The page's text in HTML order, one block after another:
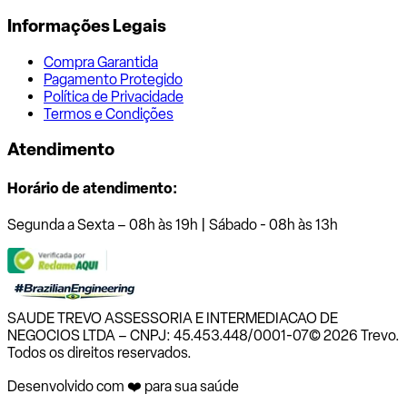
Informações Legais
Compra Garantida
Pagamento Protegido
Política de Privacidade
Termos e Condições
Atendimento
Horário de atendimento:
Segunda a Sexta – 08h às 19h | Sábado - 08h às 13h
SAUDE TREVO ASSESSORIA E INTERMEDIACAO DE
NEGOCIOS LTDA – CNPJ: 45.453.448/0001-07© 2026 Trevo.
Todos os direitos reservados.
Desenvolvido com ❤️ para sua saúde